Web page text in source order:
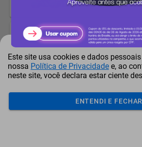
Cápsulas
Espresso
Pontos
1.531
Este site usa cookies e dados
nossa Política de Privacidade e, ao
neste site, você declara estar ciente
ENTENDI E FECHAR